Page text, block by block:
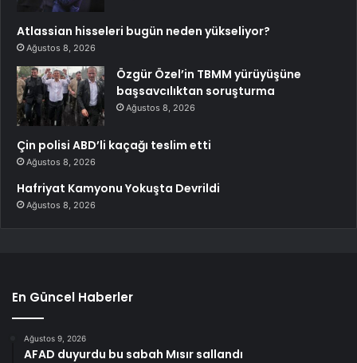
Atlassian hisseleri bugün neden yükseliyor?
Ağustos 8, 2026
Özgür Özel’in TBMM yürüyüşüne
başsavcılıktan soruşturma
Ağustos 8, 2026
Çin polisi ABD’li kaçağı teslim etti
Ağustos 8, 2026
Hafriyat Kamyonu Yokuşta Devrildi
Ağustos 8, 2026
En Güncel Haberler
Ağustos 9, 2026
AFAD duyurdu bu sabah Mısır sallandı